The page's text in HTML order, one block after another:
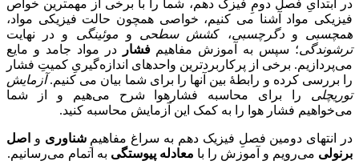
در ابتدایِ فصل دومِ فیزک دهم، شما را با برخی از مهمترین خواص
فیزیکی مواد آشنا می کنیم، خواصی همچون حالت فیزیکی مواد،
همچسبی ودگرچسبی، کشش سطحی و موئینگی و در نهایت
ترشوندگی؛ سپس به آموزش مفاهیمفشار
در مواد جامد و مایع
می‌پردازیم. برخی از پرکاربردترین واحدهای اندازه‌گیریِ کمیتِ فشار
را بررسی کرده و رابطۀ بین آنها را برای شما بیان می کنیم.آزمایش
توریچلی را برای محاسبه فشارهوا شرح می‌هیم و از شما
می‌خواهیم فشار هوا را به کمک این آزمایش محاسبه کنید.
در انتهای دومین فصلِ فیزیک دهم به سراغ مفاهیمِشناوری و
اصل
برنولی می‌رویم و آموزش را با معادله پیوستگی به اتمام می‌رسانیم.